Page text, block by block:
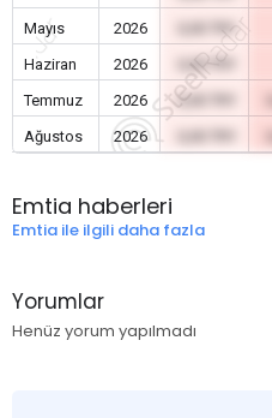
Mayıs
2026 0,00 TRY
Haziran
2026 0,00 TRY
Temmuz
2026 0,00 TRY
Ağustos
2026
Emtia haberleri
Emtia ile ilgili daha fazla
Yorumlar
Henüz yorum yapılmadı